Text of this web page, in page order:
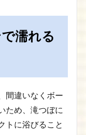
濡れる
間違いなくボー
ため、滝つぼに
トに浴びること